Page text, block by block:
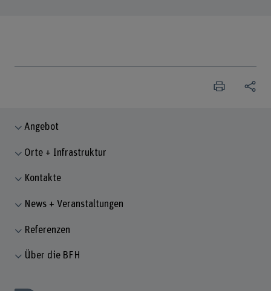
Angebot
Orte + Infrastruktur
Kontakte
News + Veranstaltungen
Referenzen
Über die BFH